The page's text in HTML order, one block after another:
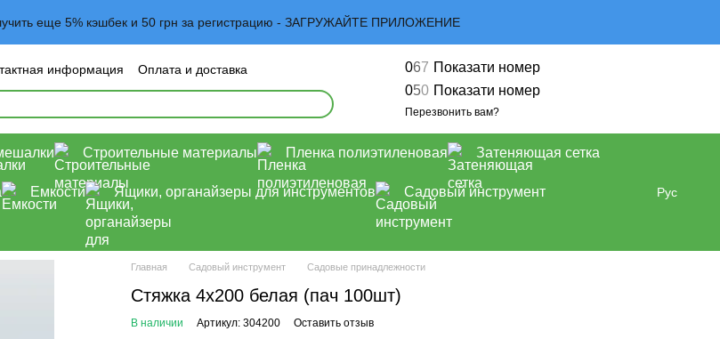
еще 5% кэшбек и 50 грн за регистрацию - ЗАГРУЖАЙТЕ ПРИЛОЖЕНИЕ
информация
Оплата и доставка
Договор оферта Блог
067 Показати номер
050 Показати номер
Перезвонить вам?
Строительные материалы Пленка полиэтиленовая Затеняющая сетка
Емкости Ящики, органайзеры для инструментов Садовый инструмент Рус
Главная Садовый инструмент Садовые принадлежности
Стяжка 4x200 белая (пач 100шт)
В наличии Артикул: 304200 Оставить отзыв